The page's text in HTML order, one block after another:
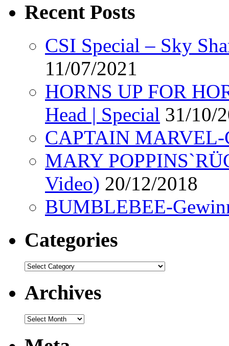
Recent Posts
CSI Special – Sky
11/07/2021
HORNS UP FOR
Head | Special 31/10/
CAPTAIN MARVEL-
MARY
Video) 20/12/2018
BUMBLEBEE-
Categories
Categories
Archives
Archives